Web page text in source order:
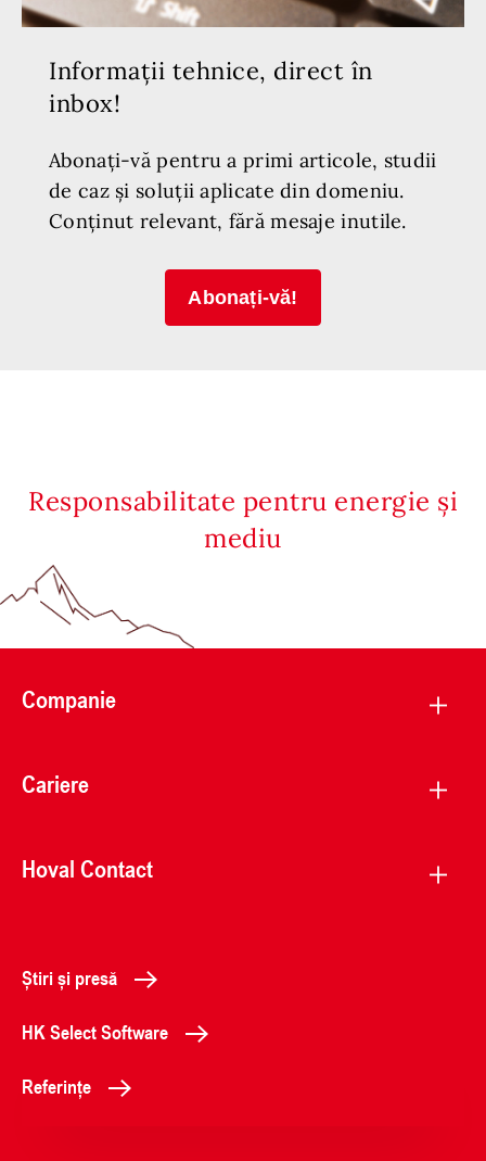
Informații tehnice, direct în
inbox!
Abonați-vă pentru a primi articole, studii
de caz și soluții aplicate din domeniu.
Conținut relevant, fără mesaje inutile.
Abonați-vă!
Responsabilitate pentru energie și
mediu
Companie
Cariere
Hoval Contact
Știri și presă
HK Select Software
Referințe